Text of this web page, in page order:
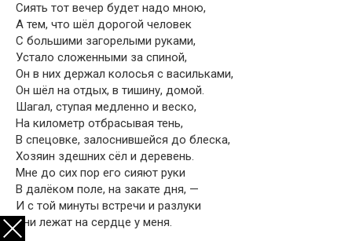
Сиять тот вечер будет надо мною,
А тем, что шёл дорогой человек
С большими загорелыми руками,
Устало сложенными за спиной,
Он в них держал колосья с васильками,
Он шёл на отдых, в тишину, домой.
Шагал, ступая медленно и веско,
На километр отбрасывая тень,
В спецовке, залоснившейся до блеска,
Хозяин здешних сёл и деревень.
Мне до сих пор его сияют руки
В далёком поле, на закате дня, —
И с той минуты встречи и разлуки
Они лежат на сердце у меня.